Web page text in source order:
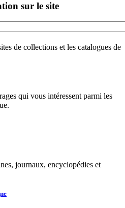
sur le site
de collections et les catalogues de
qui vous intéressent parmi les
journaux, encyclopédies et